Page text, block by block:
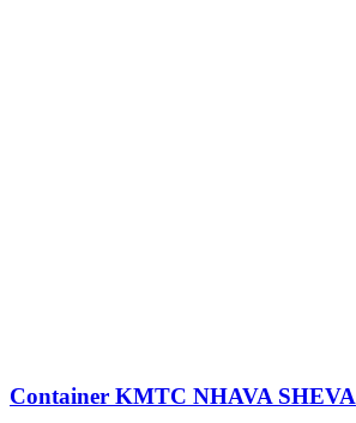
Container KMTC NHAVA SHEVA